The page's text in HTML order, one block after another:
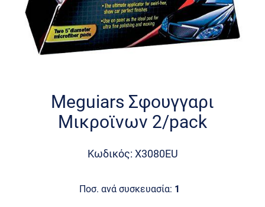
Meguiars Σφουγγαρι
Μικροϊνων 2/pack
Κωδικός: X3080EU
Ποσ. ανά συσκευασία: 1